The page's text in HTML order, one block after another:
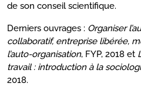
de son conseil scientifique.
Derniers ouvrages : Organiser
collaboratif, entreprise libérée,
l’auto-organisation, FYP, 2018 et
travail : introduction à la
2018.